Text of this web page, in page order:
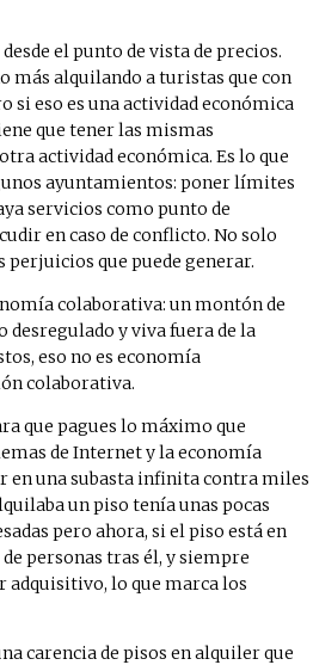
el punto de vista de precios.
más alquilando a turistas que con
si eso es una actividad económica
que tener las mismas
actividad económica. Es lo que
ayuntamientos: poner límites
servicios como punto de
en caso de conflicto. No solo
que puede generar.
colaborativa: un montón de
desregulado y viva fuera de la
eso no es economía
colaborativa.
que pagues lo máximo que
de Internet y la economía
en una subasta infinita contra miles
un piso tenía unas pocas
pero ahora, si el piso está en
personas tras él, y siempre
adquisitivo, lo que marca los
carencia de pisos en alquiler que